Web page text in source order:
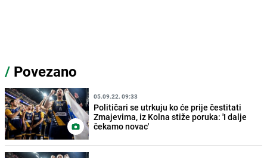
/ Povezano
05.09.22. 09:33
Političari se utrkuju ko će prije čestitati
Zmajevima, iz Kolna stiže poruka: 'I dalje
čekamo novac'